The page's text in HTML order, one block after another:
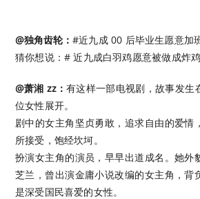
@独角齿轮： #近九成 00 后毕业生愿意加
猜你想说：# 近九成白羽鸡愿意被做成炸
@萧湘 zz： 有这样一部电视剧，故事发生
位女性展开。
剧中的女主角坚贞勇敢，追求自由的爱情
所接受，饱经坎坷。
扮演女主角的演员，早早出道成名。她外
芝兰，曾出演金庸小说改编的女主角，背
是深受国民喜爱的女性。